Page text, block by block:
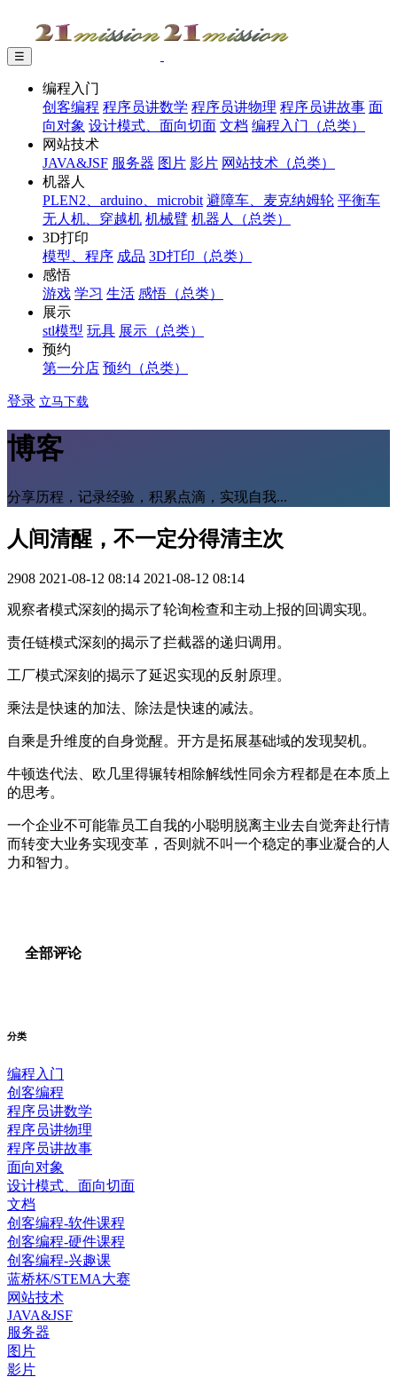
☰
编程入门
创客编程 程序员讲数学 程序员讲物理 程序员讲故事 面
向对象 设计模式、面向切面 文档 编程入门（总类）
网站技术
JAVA&JSF 服务器 图片 影片 网站技术（总类）
机器人
PLEN2、arduino、microbit 避障车、麦克纳姆轮 平衡车
无人机、穿越机 机械臂 机器人（总类）
3D打印
模型、程序 成品 3D打印（总类）
感悟
游戏 学习 生活 感悟（总类）
展示
stl模型 玩具 展示（总类）
预约
第一分店 预约（总类）
登录 立马下载
博客
分享历程，记录经验，积累点滴，实现自我...
人间清醒，不一定分得清主次
2908 2021-08-12 08:14 2021-08-12 08:14
观察者模式深刻的揭示了轮询检查和主动上报的回调实现。
责任链模式深刻的揭示了拦截器的递归调用。
工厂模式深刻的揭示了延迟实现的反射原理。
乘法是快速的加法、除法是快速的减法。
自乘是升维度的自身觉醒。开方是拓展基础域的发现契机。
牛顿迭代法、欧几里得辗转相除解线性同余方程都是在本质上
的思考。
一个企业不可能靠员工自我的小聪明脱离主业去自觉奔赴行情
而转变大业务实现变革，否则就不叫一个稳定的事业凝合的人
力和智力。
全部评论
分类
编程入门
创客编程
程序员讲数学
程序员讲物理
程序员讲故事
面向对象
设计模式、面向切面
文档
创客编程-软件课程
创客编程-硬件课程
创客编程-兴趣课
蓝桥杯/STEMA大赛
网站技术
JAVA&JSF
服务器
图片
影片